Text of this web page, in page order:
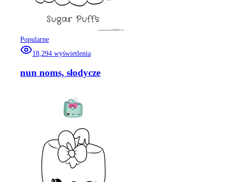
Popularne
18,294 wyświetlenia
nun noms, słodycze